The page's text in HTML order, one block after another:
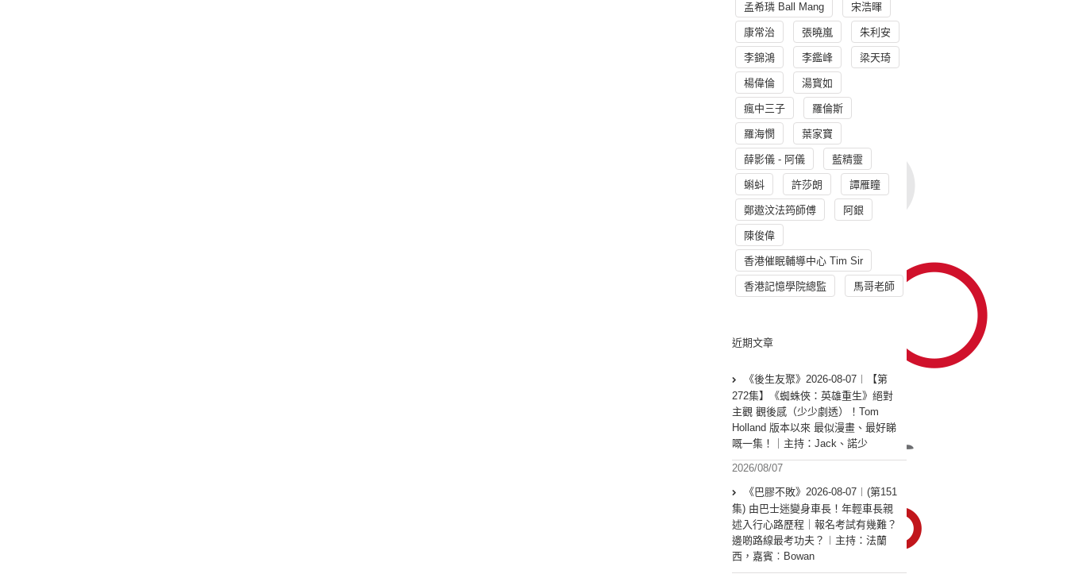
孟希璘 Ball Mang 宋浩暉
康常治 張曉嵐 朱利安
李錦鴻 李鑑峰 梁天琦
楊偉倫 湯寳如
瘋中三子 羅倫斯
羅海憫 葉家寶
薛影儀 - 阿儀 藍精靈
蝌蚪 許莎朗 譚雁瞳
鄭遨汶法筠師傅 阿銀
陳俊偉
香港催眠輔導中心 Tim Sir
香港記憶學院總監 馬哥老師
近期文章
《後生友聚》2026-08-07︱【第
272集】《蜘蛛俠：英雄重生》絕對
主觀 觀後感（少少劇透）！Tom
Holland 版本以來 最似漫畫、最好睇
嘅一集！｜主持：Jack、諾少
2026/08/07
《巴膠不敗》2026-08-07︱(第151
集) 由巴士迷變身車長！年輕車長親
述入行心路歷程｜報名考試有幾難？
邊啲路線最考功夫？︱主持：法蘭
西，嘉賓︰Bowan